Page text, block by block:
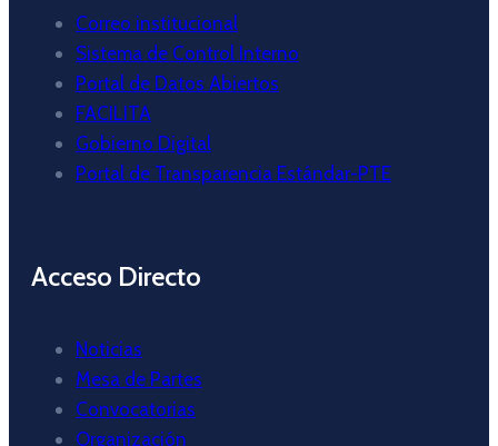
Correo institucional
Sistema de Control Interno
Portal de Datos Abiertos
FACILITA
Gobierno Digital
Portal de Transparencia Estándar-PTE
Acceso Directo
Noticias
Mesa de Partes
Convocatorias
Organización